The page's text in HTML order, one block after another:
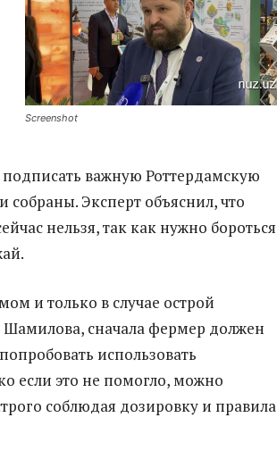
Screenshot
подписать важную Роттердамскую
Эксперт объяснил, что
нельзя, так как нужно бороться
и только в случае острой
сначала фермер должен
использовать
если это не помогло, можно
соблюдая дозировку и правила